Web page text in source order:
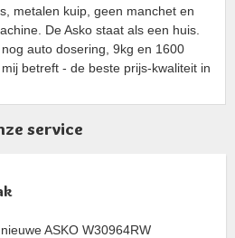
metalen kuip, geen manchet en
De Asko staat als een huis.
auto dosering, 9kg en 1600
betreft - de beste prijs-kwaliteit in
service
ASKO W30964RW